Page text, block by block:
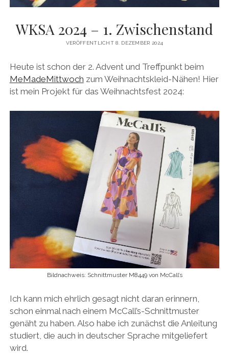
WKSA 2024 – 1. Zwischenstand
VERÖFFENTLICHT 8. DEZEMBER 2024
Heute ist schon der 2. Advent und Treffpunkt beim
MeMadeMittwoch zum Weihnachtskleid-Nähen! Hier
ist mein Projekt für das Weihnachtsfest 2024:
Bildnachweis: Schnittmuster M8449 von McCall’s
Ich kann mich ehrlich gesagt nicht daran erinnern,
schon einmal nach einem McCall’s-Schnittmuster
genäht zu haben. Also habe ich zunächst die Anleitung
studiert, die auch in deutscher Sprache mitgeliefert
wird.